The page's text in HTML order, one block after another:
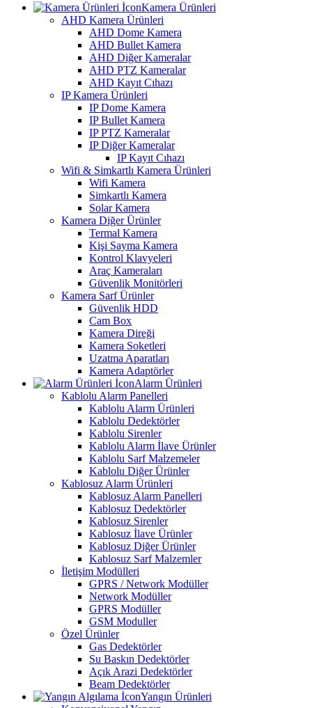
Kamera Ürünleri
AHD Kamera Ürünleri
AHD Dome Kamera
AHD Bullet Kamera
AHD Diğer Kameralar
AHD PTZ Kameralar
AHD Kayıt Cıhazı
IP Kamera Ürünleri
IP Dome Kamera
IP Bullet Kamera
IP PTZ Kameralar
IP Diğer Kameralar
IP Kayıt Cıhazı
Wifi & Simkartlı Kamera Ürünleri
Wifi Kamera
Simkartlı Kamera
Solar Kamera
Kamera Diğer Ürünler
Termal Kamera
Kişi Sayma Kamera
Kontrol Klavyeleri
Araç Kameraları
Güvenlik Monitörleri
Kamera Sarf Ürünler
Güvenlik HDD
Cam Box
Kamera Direği
Kamera Soketleri
Uzatma Aparatları
Kamera Adaptörler
Alarm Ürünleri
Kablolu Alarm Panelleri
Kablolu Alarm Ürünleri
Kablolu Dedektörler
Kablolu Sirenler
Kablolu Alarm İlave Ürünler
Kablolu Sarf Malzemeler
Kablolu Diğer Ürünler
Kablosuz Alarm Ürünleri
Kablosuz Alarm Panelleri
Kablosuz Dedektörler
Kablosuz Sirenler
Kablosuz İlave Ürünler
Kablosuz Diğer Ürünler
Kablosuz Sarf Malzemler
İletişim Modülleri
GPRS / Network Modüller
Network Modüller
GPRS Modüller
GSM Moduller
Özel Ürünler
Gas Dedektörler
Su Baskın Dedektörler
Açık Arazi Dedektörler
Beam Dedektörler
Yangın Ürünleri